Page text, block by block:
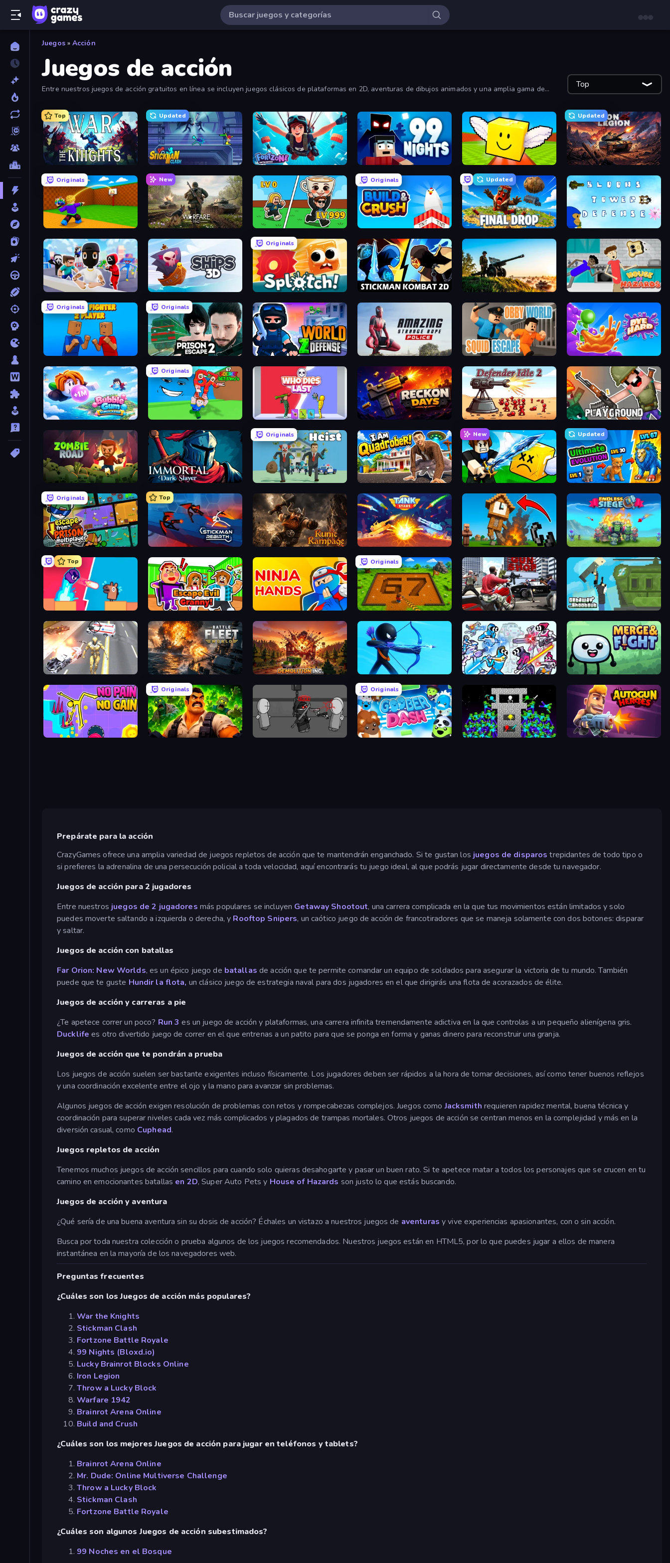
Juegos » Acción
Juegos de acción
Entre nuestros juegos de acción gratuitos en línea se incluyen juegos clásicos de plataformas en 2D, aventuras de dibujos animados y una amplia gama de
populares.
Top
Top
War the Knights
Updated
Stickman Clash Fortzone Battle Royale 99 Nights (Bloxd.io) Lucky Brainrot Blocks Online
Updated
Iron Legion
Originals
Throw a Lucky Block
New
Warfare 1942 Brainrot Arena Online
Originals Updated
Final Drop Bloons Tower Defense 3
Ships 3D
Originals
Splotch! Stickman Kombat 2D Artillery Vs Tanks House of Hazards
Originals
Puppet Fighter 2 Player
Originals
Prison Escape 2 World Z Defense - Zombie Defense Amazing Strange Rope Police Obby World: Squid Escape Dye Hard
Bubble Gum Simulator
Originals
Escape Tsunami for Brainrots! Who Dies Last? Reckon Days Defender Idle 2 Playground
Zombie Road Immortal: Dark Slayer
Originals
Bank Heist I Am Quadrober!
New Updated
Ultimate Evolution
Originals
Escape From Prison Multiplayer
Top
Stickman Rebirth Runic Rampage Noob Fuse Endless Siege
Top
Boom Slingers ReBoom Escape Evil Granny!
Originals
Obby: Dig Brainrots Grand Action Simulator: New York Getaway Shootout
Super Crime Steel War Hero Battle Fleet World Demolition Inc. Archers Random Space Wars Battleground Merge & Fight
No Pain No Gain - Ragdoll Sandbox
Originals
Zombie Lab Escape Madness Project Nexus
Originals
Goober Dash Stick Epic Fighter Autogun Heroes
Prepárate para la acción
CrazyGames ofrece una amplia variedad de juegos repletos de acción que te mantendrán enganchado. Si te gustan los juegos de disparos trepidantes de todo tipo o
si prefieres la adrenalina de una persecución policial a toda velocidad, aquí encontrarás tu juego ideal, al que podrás jugar directamente desde tu navegador.
Juegos de acción para 2 jugadores
Entre nuestros juegos de 2 jugadores más populares se incluyen Getaway Shootout, una carrera complicada en la que tus movimientos están limitados y solo
puedes moverte saltando a izquierda o derecha, y Rooftop Snipers, un caótico juego de acción de francotiradores que se maneja solamente con dos botones: disparar
y saltar.
Juegos de acción con batallas
Far Orion: New Worlds, es un épico juego de batallas de acción que te permite comandar un equipo de soldados para asegurar la victoria de tu mundo. También
puede que te guste Hundir la flota, un clásico juego de estrategia naval para dos jugadores en el que dirigirás una flota de acorazados de élite.
Juegos de acción y carreras a pie
¿Te apetece correr un poco? Run 3 es un juego de acción y plataformas, una carrera infinita tremendamente adictiva en la que controlas a un pequeño alienígena gris.
Ducklife es otro divertido juego de correr en el que entrenas a un patito para que se ponga en forma y ganas dinero para reconstruir una granja.
Juegos de acción que te pondrán a prueba
Los juegos de acción suelen ser bastante exigentes incluso físicamente. Los jugadores deben ser rápidos a la hora de tomar decisiones, así como tener buenos reflejos
y una coordinación excelente entre el ojo y la mano para avanzar sin problemas.
Algunos juegos de acción exigen resolución de problemas con retos y rompecabezas complejos. Juegos comoJacksmith requieren rapidez mental, buena técnica y
coordinación para superar niveles cada vez más complicados y plagados de trampas mortales. Otros juegos de acción se centran menos en la complejidad y más en la
diversión casual, como Cuphead.
Juegos repletos de acción
Tenemos muchos juegos de acción sencillos para cuando solo quieras desahogarte y pasar un buen rato. Si te apetece matar a todos los personajes que se crucen en tu
camino en emocionantes batallas en 2D, Super Auto Pets y House of Hazards son justo lo que estás buscando.
Juegos de acción y aventura
¿Qué sería de una buena aventura sin su dosis de acción? Échales un vistazo a nuestros juegos de aventuras y vive experiencias apasionantes, con o sin acción.
Busca por toda nuestra colección o prueba algunos de los juegos recomendados. Nuestros juegos están en HTML5, por lo que puedes jugar a ellos de manera
instantánea en la mayoría de los navegadores web.
Preguntas frecuentes
¿Cuáles son los Juegos de acción más populares?
War the Knights
Stickman Clash
Fortzone Battle Royale
99 Nights (Bloxd.io)
Lucky Brainrot Blocks Online
Iron Legion
Throw a Lucky Block
Warfare 1942
Brainrot Arena Online
Build and Crush
¿Cuáles son los mejores Juegos de acción para jugar en teléfonos y tablets?
Brainrot Arena Online
Mr. Dude: Online Multiverse Challenge
Throw a Lucky Block
Stickman Clash
Fortzone Battle Royale
¿Cuáles son algunos Juegos de acción subestimados?
99 Noches en el Bosque